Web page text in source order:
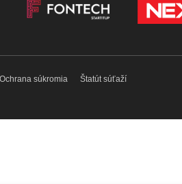
Ochrana súkromia
Štatút súťaží